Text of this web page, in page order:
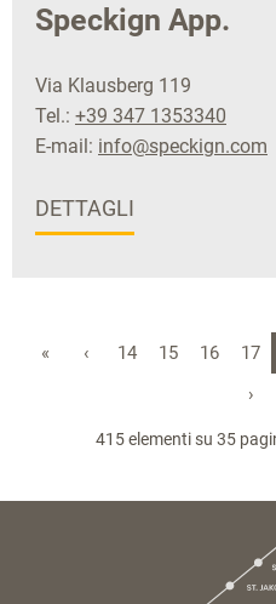
Speckign App.
Via Klausberg 119
Tel.: +39 347 1353340
E-mail: info@speckign.com
DETTAGLI
« ‹ 14 15 16 17
›
415 elementi su 35